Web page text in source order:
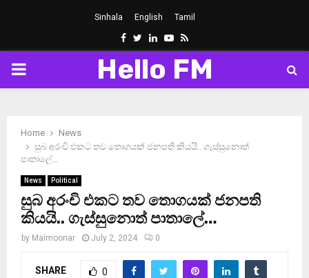
Sinhala English Tamil
Facebook
Twitter
LinkedinYoutube
Rss
PRIMARY
Hello FM
Home
News
සුබ අරංචි එකට තව තොගයක් ජනපති කියයි.. ගැස්සුනොත්
පාතාලේ…
News Political
සුබ අරංචි එකට තව තොගයක් ජනපති
කියයි.. ගැස්සුනොත් පාතාලේ…
by Maimoonar July 2, 2024 0
SHARE 0